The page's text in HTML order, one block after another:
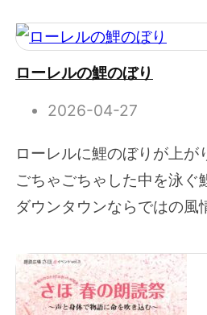
ローレルの鯉のぼり
2026-04-27
ローレルに鯉のぼりが上が
ごちゃごちゃした中を泳ぐ
ダウンタウンならではの